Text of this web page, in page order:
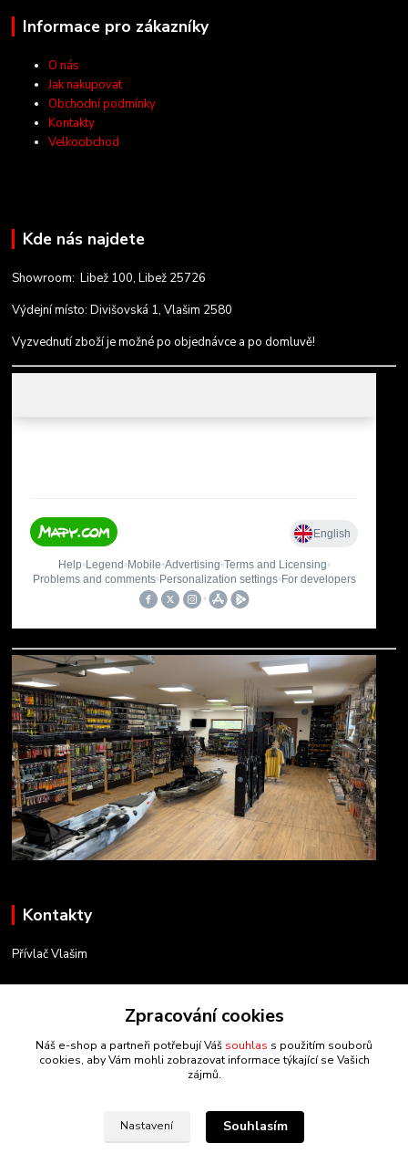
Informace pro zákazníky
O nás
Jak nakupovat
Obchodní podmínky
Kontakty
Velkoobchod
Kde nás najdete
Showroom: Libež 100, Libež 25726
Výdejní místo: Divišovská 1, Vlašim 2580
Vyzvednutí zboží je možné po objednávce a po domluvě!
Kontakty
Přívlač Vlašim
734 754 584
info@privlacvlasim.cz
Zpracování cookies
Náš e-shop a partneři potřebují Váš souhlas s použitím souborů
cookies, aby Vám mohli zobrazovat informace týkající se Vašich
zájmů.
Nastavení Souhlasím